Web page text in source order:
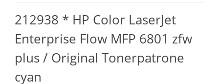
212938 * HP Color LaserJet
Enterprise Flow MFP 6801 zfw
plus / Original Tonerpatrone
cyan